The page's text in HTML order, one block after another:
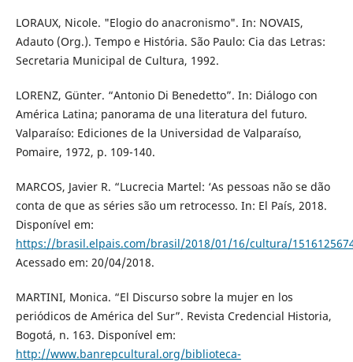
LORAUX, Nicole. "Elogio do anacronismo". In: NOVAIS,
Adauto (Org.). Tempo e História. São Paulo: Cia das Letras:
Secretaria Municipal de Cultura, 1992.
LORENZ, Günter. “Antonio Di Benedetto”. In: Diálogo con
América Latina; panorama de una literatura del futuro.
Valparaíso: Ediciones de la Universidad de Valparaíso,
Pomaire, 1972, p. 109-140.
MARCOS, Javier R. “Lucrecia Martel: ‘As pessoas não se dão
conta de que as séries são um retrocesso. In: El País, 2018.
Disponível em:
https://brasil.elpais.com/brasil/2018/01/16/cultura/
Acessado em: 20/04/2018.
MARTINI, Monica. “El Discurso sobre la mujer en los
periódicos de América del Sur”. Revista Credencial Historia,
Bogotá, n. 163. Disponível em:
http://www.banrepcultural.org/biblioteca-